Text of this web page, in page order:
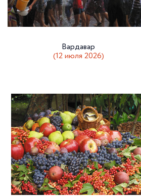
Вардавар
(12 июля 2026)